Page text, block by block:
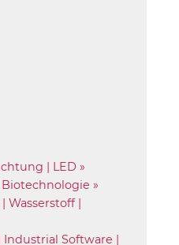
| LED »
»
Wasserstoff |
Software |